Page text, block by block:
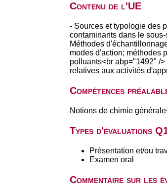
Contenu de l'UE
- Sources et typologie des
contaminants dans le
Méthodes
modes d'action; méthodes
polluants<br abp="1492" /
relatives aux activités
Compétences
Notions de chimie
Types d'évaluations
Présentation et/ou
Examen oral
Commentaire sur les